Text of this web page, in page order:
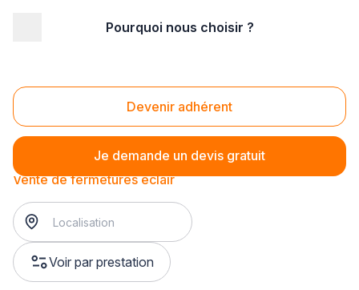
Pourquoi nous choisir ?
Devenir adhérent
Je demande un devis gratuit
Vente de fermetures éclair
Vente de fermetures éclair
Voir par prestation